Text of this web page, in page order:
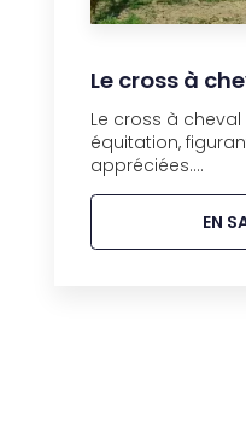
Le cross à
Le cross à
équitation,
appréciées....
EN